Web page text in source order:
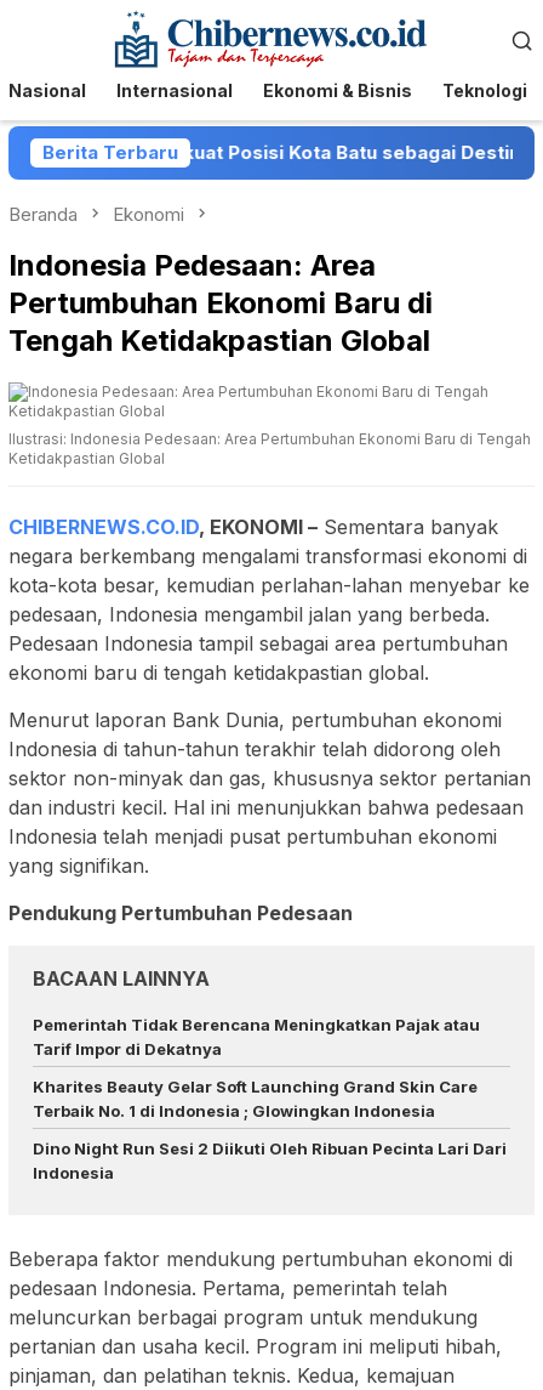
Menu
Mobile
Nasional Internasional Ekonomi & Bisnis Teknologi
Berita Terbaru
Batu Perkuat Posisi Kota Batu sebagai Destinasi
Beranda Ekonomi
Indonesia Pedesaan: Area
Pertumbuhan Ekonomi Baru di
Tengah Ketidakpastian Global
Ilustrasi: Indonesia Pedesaan: Area Pertumbuhan Ekonomi Baru di Tengah
Ketidakpastian Global
CHIBERNEWS.CO.ID, EKONOMI – Sementara banyak
negara berkembang mengalami transformasi ekonomi di
kota-kota besar, kemudian perlahan-lahan menyebar ke
pedesaan, Indonesia mengambil jalan yang berbeda.
Pedesaan Indonesia tampil sebagai area pertumbuhan
ekonomi baru di tengah ketidakpastian global.
Menurut laporan Bank Dunia, pertumbuhan ekonomi
Indonesia di tahun-tahun terakhir telah didorong oleh
sektor non-minyak dan gas, khususnya sektor pertanian
dan industri kecil. Hal ini menunjukkan bahwa pedesaan
Indonesia telah menjadi pusat pertumbuhan ekonomi
yang signifikan.
Pendukung Pertumbuhan Pedesaan
BACAAN LAINNYA
Pemerintah Tidak Berencana Meningkatkan Pajak atau
Tarif Impor di Dekatnya
Kharites Beauty Gelar Soft Launching Grand Skin Care
Terbaik No. 1 di Indonesia ; Glowingkan Indonesia
Dino Night Run Sesi 2 Diikuti Oleh Ribuan Pecinta Lari Dari
Indonesia
Beberapa faktor mendukung pertumbuhan ekonomi di
pedesaan Indonesia. Pertama, pemerintah telah
meluncurkan berbagai program untuk mendukung
pertanian dan usaha kecil. Program ini meliputi hibah,
pinjaman, dan pelatihan teknis. Kedua, kemajuan